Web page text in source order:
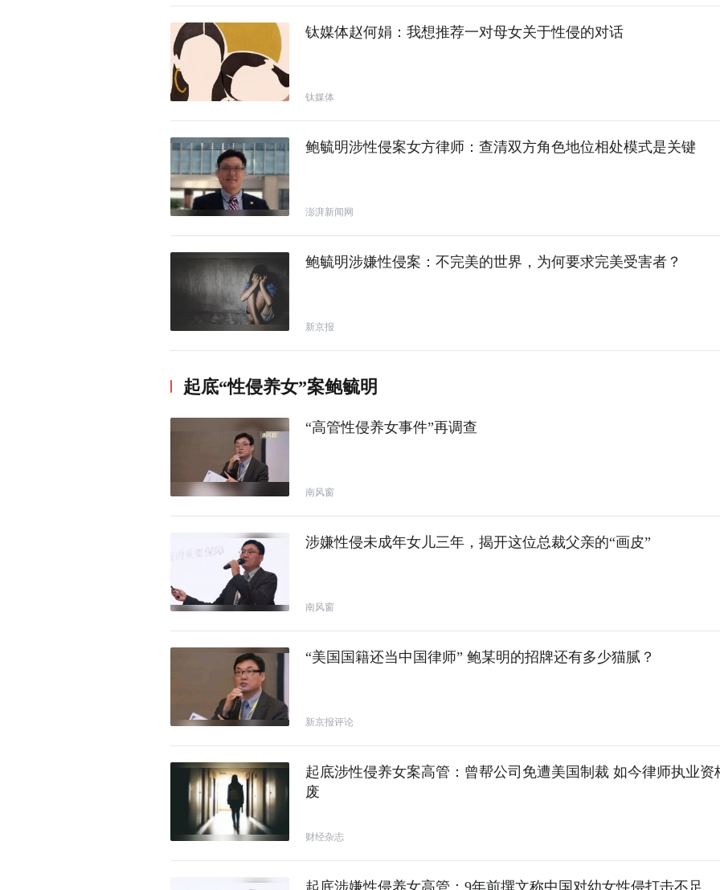
钛媒体赵何娟：我想推荐一对母女关于性侵的对话
钛媒体
鲍毓明涉性侵案女方律师：查清双方角色地位相处模式是关键
澎湃新闻网
鲍毓明涉嫌性侵案：不完美的世界，为何要求完美受害者？
新京报
起底“性侵养女”案鲍毓明
“高管性侵养女事件”再调查
南风窗
涉嫌性侵未成年女儿三年，揭开这位总裁父亲的“画皮”
南风窗
“美国国籍还当中国律师” 鲍某明的招牌还有多少猫腻？
新京报评论
起底涉性侵养女案高管：曾帮公司免遭美国制裁 如今律师执业资
废
财经杂志
起底涉嫌性侵养女高管：9年前撰文称中国对幼女性侵打击不足